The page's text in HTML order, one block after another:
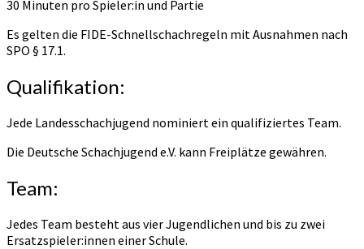
30 Minuten pro Spieler:in und Partie
Es gelten die FIDE-Schnellschachregeln mit Ausnahmen nach
SPO § 17.1.
Qualifikation:
Jede Landesschachjugend nominiert ein qualifiziertes Team.
Die Deutsche Schachjugend e.V. kann Freiplätze gewähren.
Team:
Jedes Team besteht aus vier Jugendlichen und bis zu zwei
Ersatzspieler:innen einer Schule.